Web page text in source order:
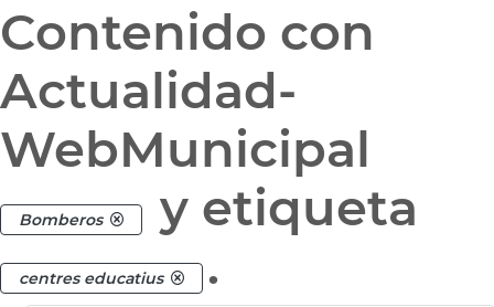
Contenido con
Actualidad-
WebMunicipal
Bomberos y etiqueta
centres educatius .